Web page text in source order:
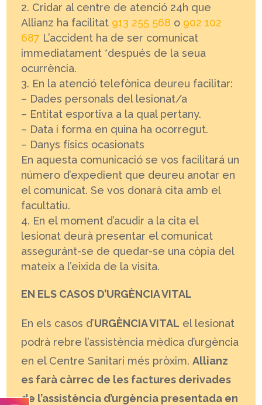
Cridar al centre de atenció 24h que
Allianz ha facilitat 913 255 568 o 902 102
687 L’accident ha de ser comunicat
immediatament *después de la seua
ocurrència.
En la atenció telefònica deureu facilitar:
– Dades personals del lesionat/a
– Entitat esportiva a la qual pertany.
– Data i forma en quina ha ocorregut.
– Danys físics ocasionats
En aquesta comunicació se vos facilitará un
número d’expedient que deureu anotar en
el comunicat. Se vos donarà cita amb el
facultatiu.
En el moment d’acudir a la cita el
lesionat deurà presentar el comunicat
asseguránt-se de quedar-se una còpia del
mateix a l’eixida de la visita.
EN ELS CASOS D’URGÈNCIA VITAL
En els casos d’URGÈNCIA VITAL el lesionat
podrà rebre l’assistència mèdica d’urgència
en el Centre Sanitari més pròxim.Allianz
es farà càrrec de les factures derivades
de l’assistència d’urgència presentada en